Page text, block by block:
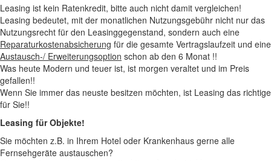
Leasing ist kein Ratenkredit, bitte auch nicht damit vergleichen!
Leasing bedeutet, mit der monatlichen Nutzungsgebühr nicht nur das
Nutzungsrecht für den Leasinggegenstand, sondern auch eine
Reparaturkostenabsicherung für die gesamte Vertragslaufzeit und eine
Austausch-/ Erweiterungsoption schon ab den 6 Monat !!
Was heute Modern und teuer ist, ist morgen veraltet und im Preis
gefallen!!
Wenn Sie immer das neuste besitzen möchten, ist Leasing das richtige
für Sie!!
Leasing für Objekte!
Sie möchten z.B. in Ihrem Hotel oder Krankenhaus gerne alle
Fernsehgeräte austauschen?